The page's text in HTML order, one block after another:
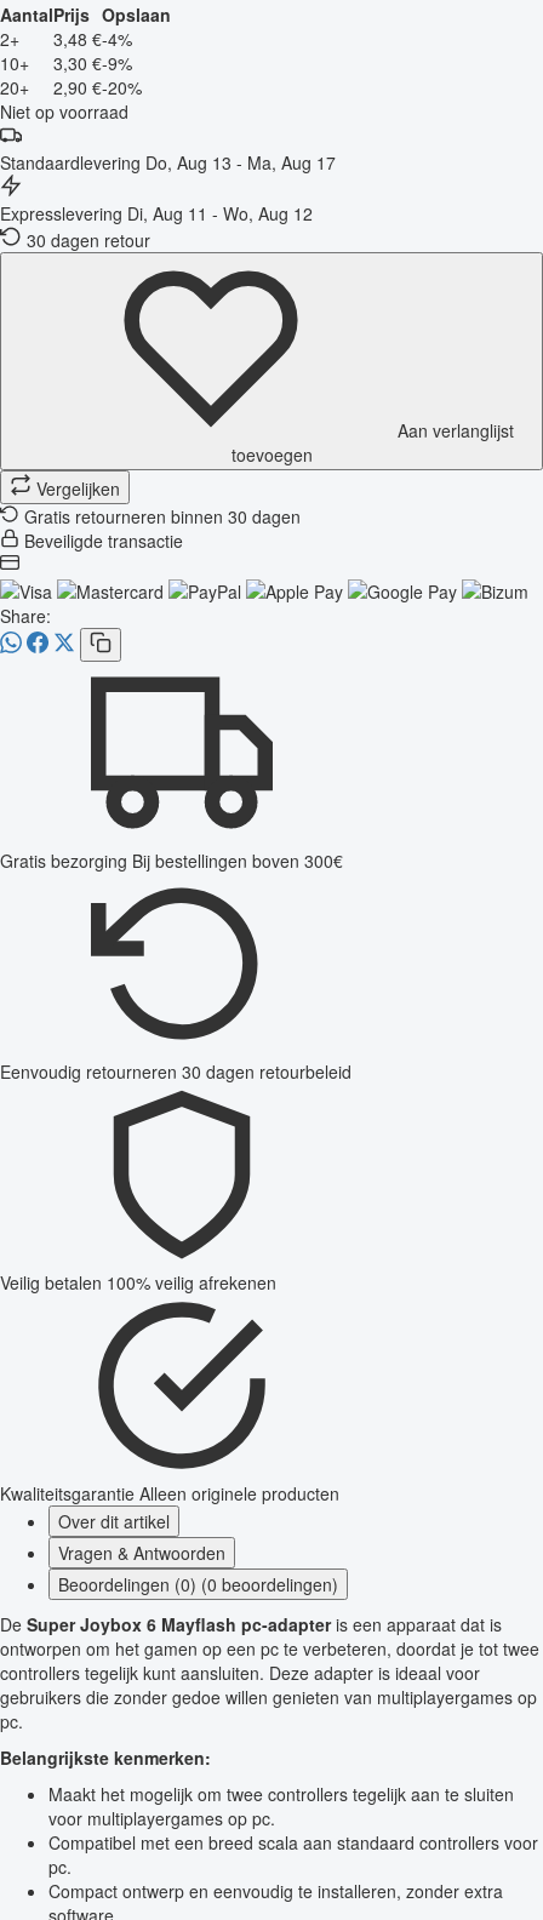
AantalPrijs Opslaan
2+
3,48 €-4%
10+
3,30 €-9%
20+
2,90 €-20%
Niet op voorraad
Standaardlevering Do, Aug 13 - Ma, Aug 17
Expresslevering Di, Aug 11 - Wo, Aug 12
30 dagen retour
Aan verlanglijst
toevoegen
Vergelijken
Gratis retourneren binnen 30 dagen
Beveiligde transactie
Share:
Gratis bezorging Bij bestellingen boven 300€
Eenvoudig retourneren 30 dagen retourbeleid
Veilig betalen 100% veilig afrekenen
Kwaliteitsgarantie Alleen originele producten
Over dit artikel
Vragen & Antwoorden
Beoordelingen (0) (0 beoordelingen)
De Super Joybox 6 Mayflash pc-adapteris een apparaat dat is
ontworpen om het gamen op een pc te verbeteren, doordat je tot twee
controllers tegelijk kunt aansluiten. Deze adapter is ideaal voor
gebruikers die zonder gedoe willen genieten van multiplayergames op
pc.
Belangrijkste kenmerken:
Maakt het mogelijk om twee controllers tegelijk aan te sluiten
voor multiplayergames op pc.
Compatibel met een breed scala aan standaard controllers voor
pc.
Compact ontwerp en eenvoudig te installeren, zonder extra
software.